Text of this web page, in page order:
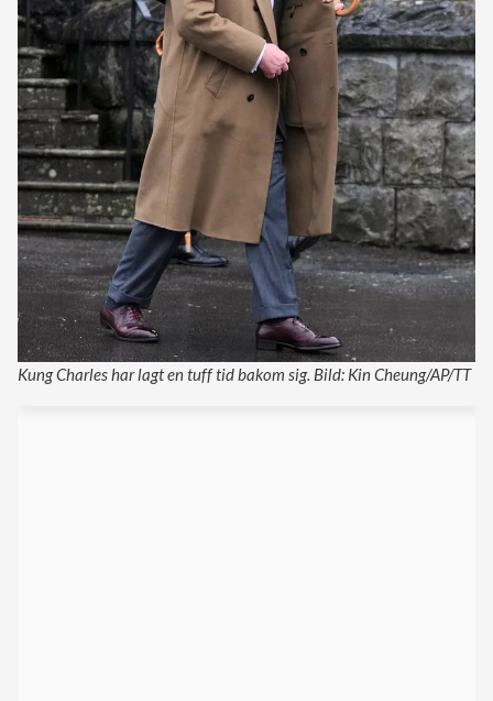
Kung Charles har lagt en tuff tid bakom sig. Bild: Kin Cheung/AP/TT